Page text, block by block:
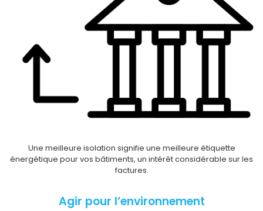
Une meilleure isolation signifie une meilleure étiquette
énergétique pour vos bâtiments, un intérêt considérable sur les
factures.
Agir pour l’environnement